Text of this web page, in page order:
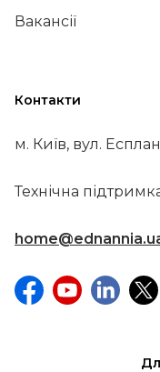
Вакансії
Контакти
м. Київ, вул.
Технічна